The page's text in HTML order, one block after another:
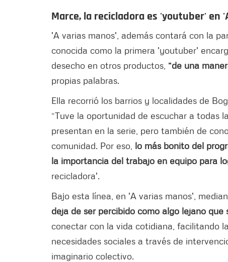
Marce, la recicladora es 'youtuber' en
'A varias manos', además contará con la
conocida como la primera 'youtuber'
desecho en otros productos, “de una
propias palabras.
Ella recorrió los barrios y localidades de
“Tuve la oportunidad de escuchar a todas
presentan en la serie, pero también de
comunidad. Por eso, lo más bonito del
la importancia del trabajo en equipo para
recicladora'.
Bajo esta línea, en 'A varias manos',
deja de ser percibido como algo lejano
conectar con la vida cotidiana, facilitando
necesidades sociales a través de
imaginario colectivo.